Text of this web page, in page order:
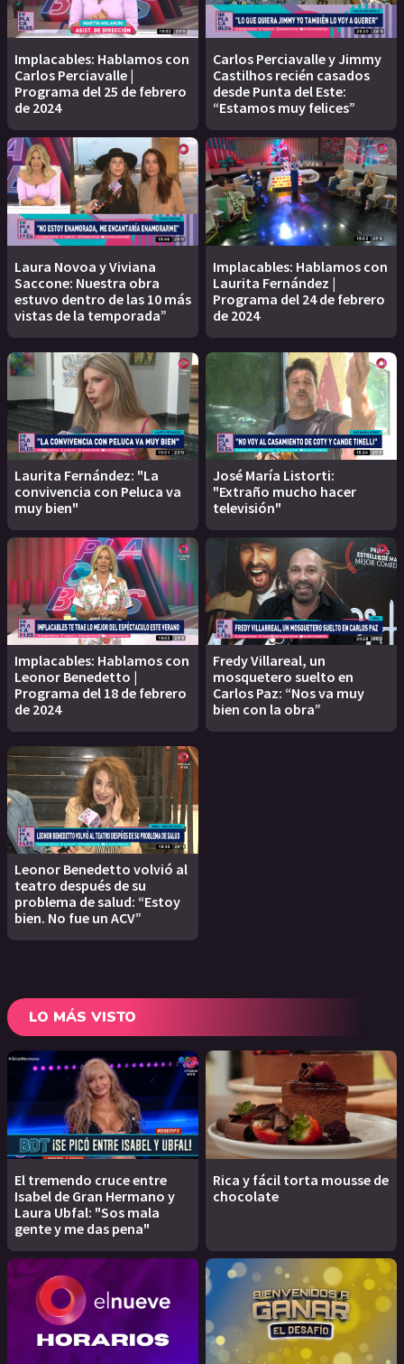
Implacables: Hablamos con
Carlos Perciavalle |
Programa del 25 de febrero
de 2024
Carlos Perciavalle y Jimmy
Castilhos recién casados
desde Punta del Este:
“Estamos muy felices”
Laura Novoa y Viviana
Saccone: Nuestra obra
estuvo dentro de las 10 más
vistas de la temporada”
Implacables: Hablamos con
Laurita Fernández |
Programa del 24 de febrero
de 2024
Laurita Fernández: "La
convivencia con Peluca va
muy bien"
José María Listorti:
"Extraño mucho hacer
televisión"
Implacables: Hablamos con
Leonor Benedetto |
Programa del 18 de febrero
de 2024
Fredy Villareal, un
mosquetero suelto en
Carlos Paz: “Nos va muy
bien con la obra”
Leonor Benedetto volvió al
teatro después de su
problema de salud: “Estoy
bien. No fue un ACV”
LO MÁS VISTO
El tremendo cruce entre
Isabel de Gran Hermano y
Laura Ubfal: "Sos mala
gente y me das pena"
Rica y fácil torta mousse de
chocolate